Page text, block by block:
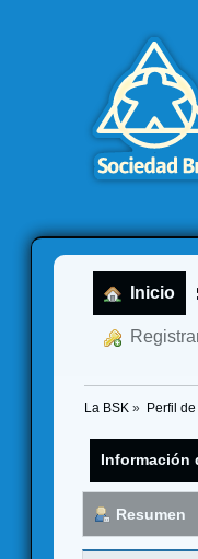
Inicio
La BSK » Perfil
Información
Resumen